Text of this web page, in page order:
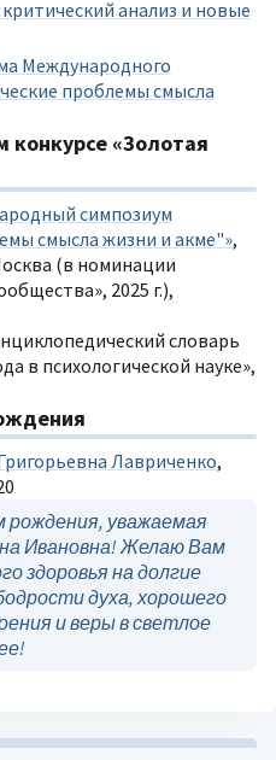
анализ и новые
Международного
проблемы смысла
конкурсе «Золотая
симпозиум
смысла жизни и акме"»,
(в номинации
2025 г.),
словарь
в психологической науке»,
Лавриченко,
рождения, уважаемая
Ивановна! Желаю Вам
здоровья на долгие
духа, хорошего
и веры в светлое